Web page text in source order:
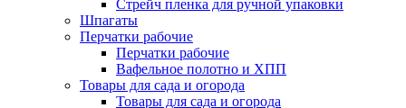
Стрейч пленка для ручной упаковки
Шпагаты
Перчатки рабочие
Перчатки рабочие
Вафельное полотно и ХПП
Товары для сада и огорода
Товары для сада и огорода